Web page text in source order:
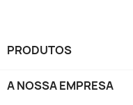
PRODUTOS
A NOSSA EMPRESA